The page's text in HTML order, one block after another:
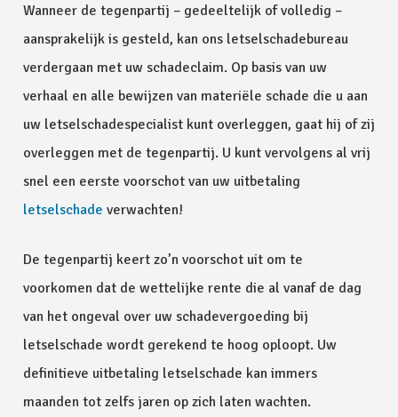
Wanneer de tegenpartij – gedeeltelijk of volledig –
aansprakelijk is gesteld, kan ons letselschadebureau
verdergaan met uw schadeclaim. Op basis van uw
verhaal en alle bewijzen van materiële schade die u aan
uw letselschadespecialist kunt overleggen, gaat hij of zij
overleggen met de tegenpartij. U kunt vervolgens al vrij
snel een eerste voorschot van uw uitbetaling
letselschade verwachten!
De tegenpartij keert zo’n voorschot uit om te
voorkomen dat de wettelijke rente die al vanaf de dag
van het ongeval over uw schadevergoeding bij
letselschade wordt gerekend te hoog oploopt. Uw
definitieve uitbetaling letselschade kan immers
maanden tot zelfs jaren op zich laten wachten.